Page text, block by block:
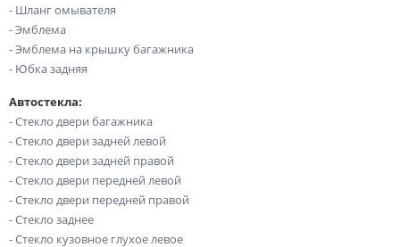
- Шланг омывателя
- Эмблема
- Эмблема на крышку багажника
- Юбка задняя
Автостекла:
- Стекло двери багажника
- Стекло двери задней левой
- Стекло двери задней правой
- Стекло двери передней левой
- Стекло двери передней правой
- Стекло заднее
- Стекло кузовное глухое левое